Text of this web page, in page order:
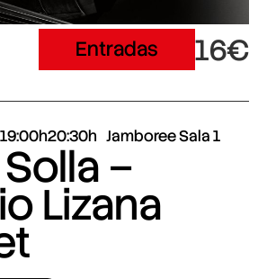
Entradas 16€
19:00h20:30h Jamboree Sala 1
–
Lizana